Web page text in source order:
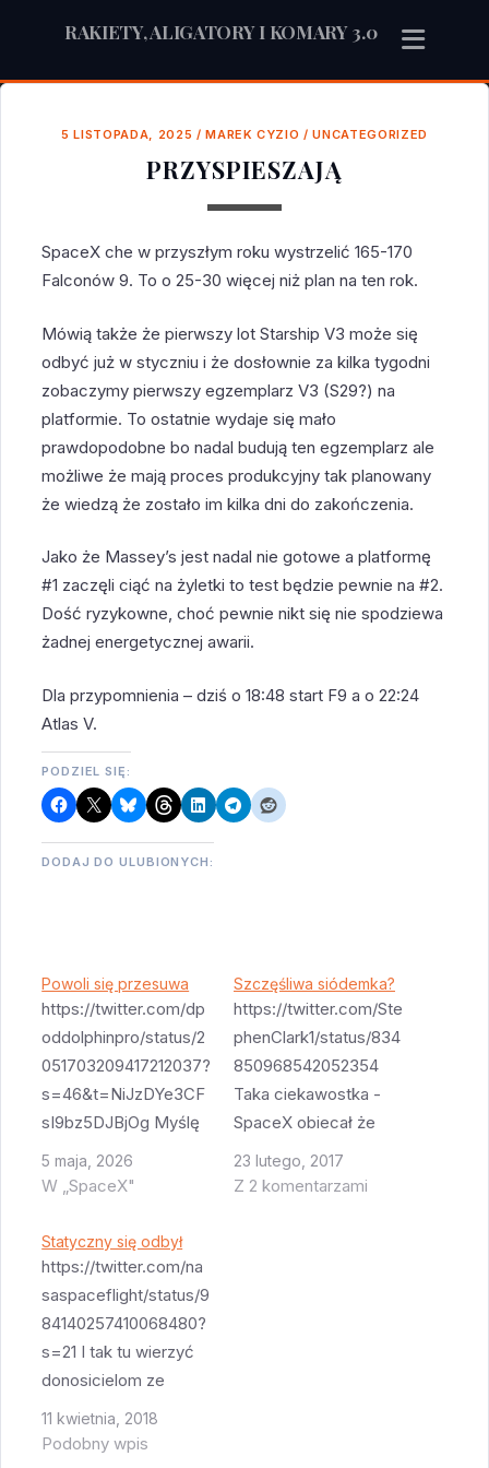
RAKIETY, ALIGATORY I KOMARY 3.0
5 LISTOPADA, 2025 /MAREK CYZIO /UNCATEGORIZED
PRZYSPIESZAJĄ
SpaceX che w przyszłym roku wystrzelić 165-170
Falconów 9. To o 25-30 więcej niż plan na ten rok.
Mówią także że pierwszy lot Starship V3 może się
odbyć już w styczniu i że dosłownie za kilka tygodni
zobaczymy pierwszy egzemplarz V3 (S29?) na
platformie. To ostatnie wydaje się mało
prawdopodobne bo nadal budują ten egzemplarz ale
możliwe że mają proces produkcyjny tak planowany
że wiedzą że zostało im kilka dni do zakończenia.
Jako że Massey’s jest nadal nie gotowe a platformę
#1 zaczęli ciąć na żyletki to test będzie pewnie na #2.
Dość ryzykowne, choć pewnie nikt się nie spodziewa
żadnej energetycznej awarii.
Dla przypomnienia – dziś o 18:48 start F9 a o 22:24
Atlas V.
PODZIEL SIĘ:
DODAJ DO ULUBIONYCH:
Powoli się przesuwa
https://twitter.com/dp
oddolphinpro/status/2
051703209417212037?
s=46&t=NiJzDYe3CF
sI9bz5DJBjOg Myślę
że jedna z tych
nowych dat jest
stawiał bym na
końcówkę maja (21?).
SpaceX ma sporo
pracy - to nowa
platforma więc
najpierw trzeba po raz
do kupy cały zestaw -
5 maja, 2026
W „SpaceX"
Szczęśliwa siódemka?
https://twitter.com/Ste
phenClark1/status/834
850968542052354
Taka ciekawostka -
SpaceX obiecał że
zanim polecą ludzie
załogowym
23 lutego, 2017
Z 2 komentarzami
Statyczny się odbył
https://twitter.com/na
saspaceflight/status/9
84140257410068480?
s=21 I tak tu wierzyć
donosicielom ze
SpaceX? Informacje z
"pewnych" źródeł
11 kwietnia, 2018
Podobny wpis